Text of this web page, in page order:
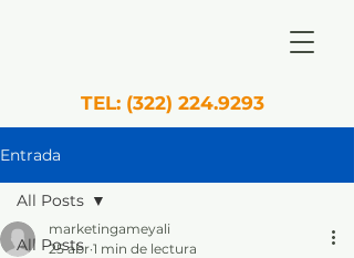
TEL: (322) 224.9293
Entrada
All Posts
All Posts
marketingameyali
25 abr 1 min de lectura